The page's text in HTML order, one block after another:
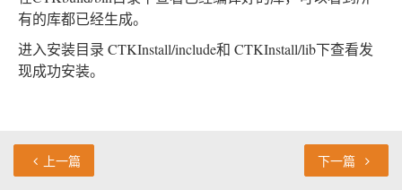
有的库都已经生成。
进入安装目录 CTKInstall/include和 CTKInstall/lib下查看发
现成功安装。
上一篇 下一篇